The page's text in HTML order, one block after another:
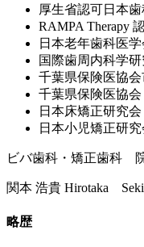
厚⽣省認可⽇本
RAMPA Therapy
⽇本⽼年⻭科医学
国際⻭周内科学
千葉県保険医協
千葉県保険医協
⽇本床矯正研究会
⽇本⼩児矯正研究
ビバ歯科・矯正歯科
関本 浩貴 Hirotaka
略歴